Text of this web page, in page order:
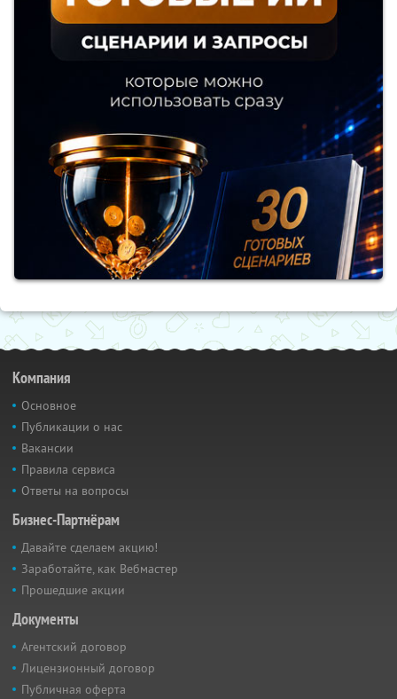
Компания
Основное
Публикации о нас
Вакансии
Правила сервиса
Ответы на вопросы
Бизнес-Партнёрам
Давайте сделаем акцию!
Заработайте, как Вебмастер
Прошедшие акции
Документы
Агентский договор
Лицензионный договор
Публичная оферта